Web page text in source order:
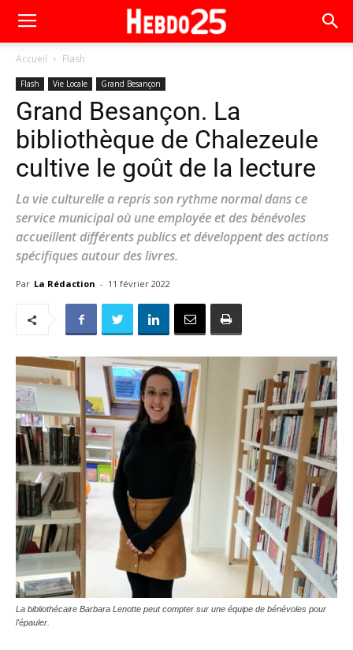
Accueil Flash
Flash Vie Locale Grand Besançon
Grand Besançon. La
bibliothèque de Chalezeule
cultive le goût de la lecture
La vie culturelle a repris son rythme normal dans ce
service municipal où une employée et des bénévoles
accueillent différents publics et développent des actions
spécifiques autour des livres.
Par La Rédaction - 11 février 2022
La bibliothécaire Barbara Lenotte peut compter sur une équipe de bénévoles pour
l'épauler.